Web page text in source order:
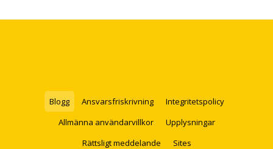
Blogg Ansvarsfriskrivning
Integritetspolicy
Allmänna användarvillkor
Upplysningar
Rättsligt meddelande
Sites